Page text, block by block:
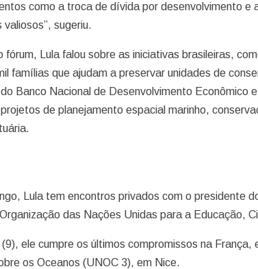
como a troca de dívida por desenvolvimento e
valiosos”, sugeriu.
fórum, Lula falou sobre as iniciativas brasileiras,
famílias que ajudam a preservar unidades de
Banco Nacional de Desenvolvimento Econômico
de planejamento espacial marinho,
Lula tem encontros privados com o presidente
das Nações Unidas para a Educação,
ele cumpre os últimos compromissos na
os Oceanos (UNOC 3), em Nice.